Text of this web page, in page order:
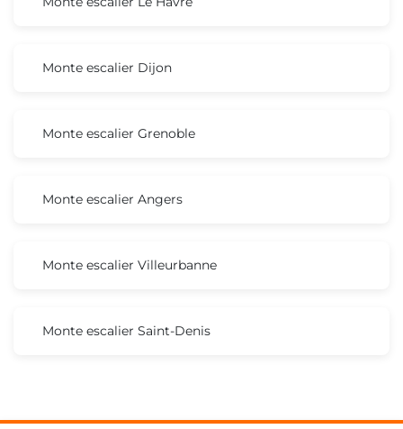
Monte escalier Dijon
Monte escalier Grenoble
Monte escalier Angers
Monte escalier Villeurbanne
Monte escalier Saint-Denis